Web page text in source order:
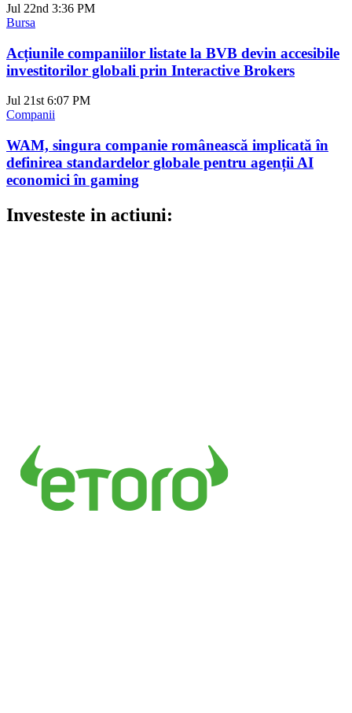
Jul 22nd 3:36 PM
Bursa
Acțiunile companiilor listate la BVB devin accesibile
investitorilor globali prin Interactive Brokers
Jul 21st 6:07 PM
Companii
WAM, singura companie românească implicată în
definirea standardelor globale pentru agenții AI
economici în gaming
Investeste in actiuni: